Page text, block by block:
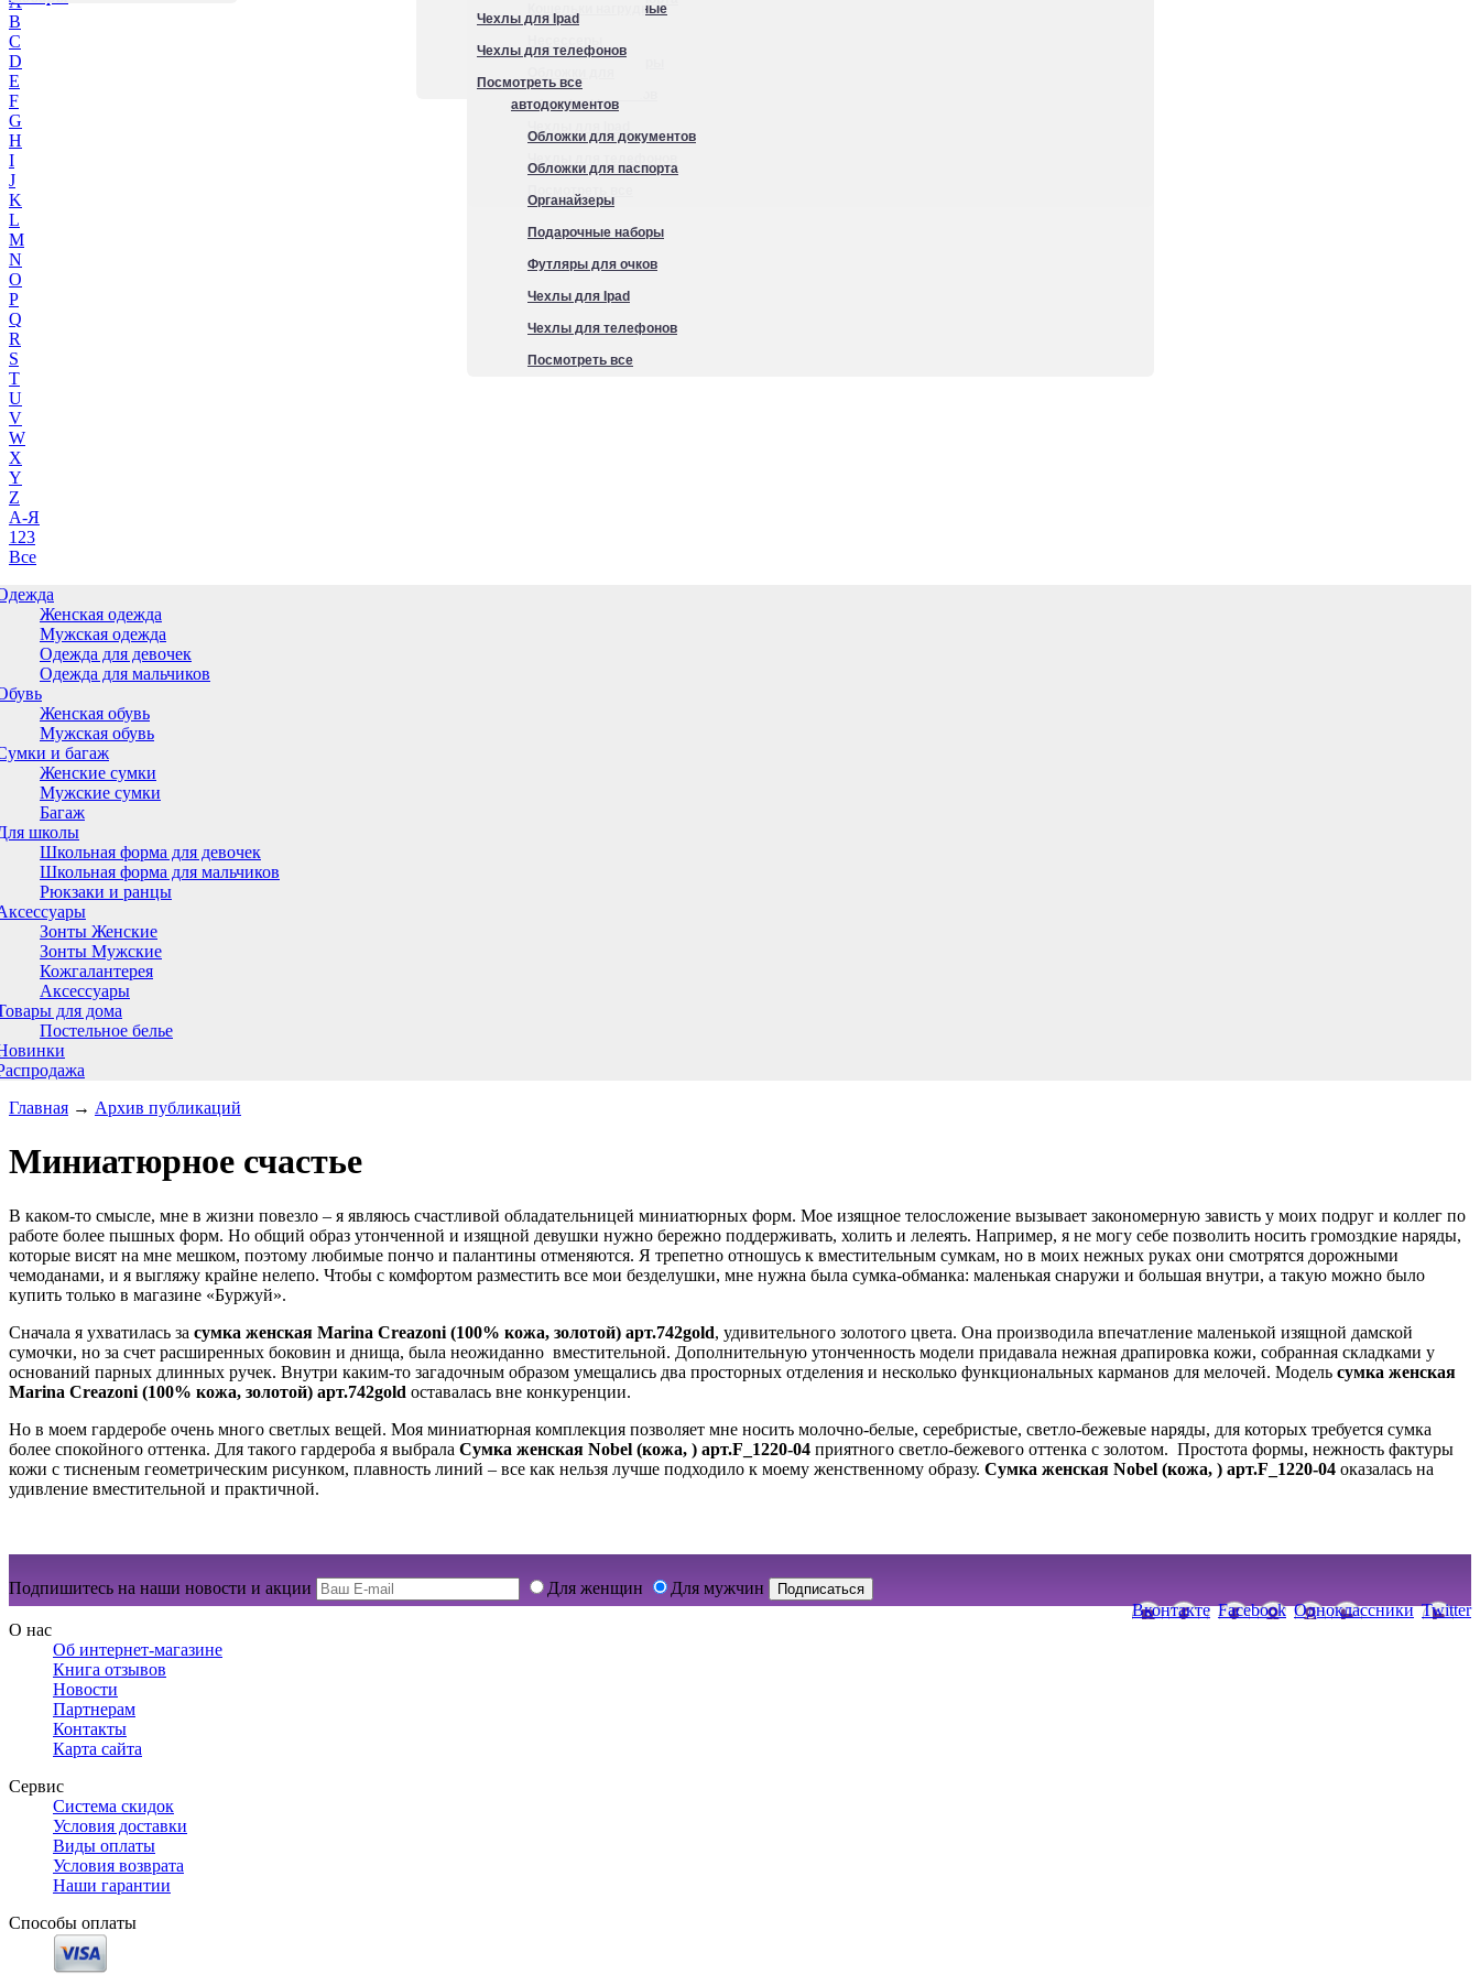
Посмотреть все
Кошельки нагрудные
автодокументов
Обложки для документов
Обложки для паспорта
Органайзеры
Подарочные наборы
Футляры для очков
Чехлы для Ipad
Чехлы для телефонов
Посмотреть все
Чехлы для Ipad
Чехлы для телефонов
Посмотреть все
B
C
D
E
F
G
H
I
J
K
L
M
N
O
P
Q
R
S
T
U
V
W
X
Y
Z
А-Я
123
Все
Женская одежда
Мужская одежда
Одежда для девочек
Одежда для мальчиков
Женская обувь
Мужская обувь
и багаж
Женские сумки
Мужские сумки
Багаж
школы
Школьная форма для девочек
Школьная форма для мальчиков
Рюкзаки и ранцы
Зонты Женские
Зонты Мужские
Кожгалантерея
Аксессуары
для дома
Постельное белье
Главная → Архив публикаций
Миниатюрное счастье
В каком-то смысле, мне в жизни повезло – я являюсь счастливой обладательницей миниатюрных форм. Мое изящное телосложение вызывает закономерную зависть у моих подруг и коллег по
работе более пышных форм. Но общий образ утонченной и изящной девушки нужно бережно поддерживать, холить и лелеять. Например, я не могу себе позволить носить громоздкие наряды,
которые висят на мне мешком, поэтому любимые пончо и палантины отменяются. Я трепетно отношусь к вместительным сумкам, но в моих нежных руках они смотрятся дорожными
чемоданами, и я выгляжу крайне нелепо. Чтобы с комфортом разместить все мои безделушки, мне нужна была сумка-обманка: маленькая снаружи и большая внутри, а такую можно было
купить только в магазине «Буржуй».
Сначала я ухватилась за сумка женская Marina Creazoni (100% кожа, золотой) арт.742gold, удивительного золотого цвета. Она производила впечатление маленькой изящной дамской
сумочки, но за счет расширенных боковин и днища, была неожиданно вместительной. Дополнительную утонченность модели придавала нежная драпировка кожи, собранная складками у
оснований парных длинных ручек. Внутри каким-то загадочным образом умещались два просторных отделения и несколько функциональных карманов для мелочей. Модель сумка женская
Marina Creazoni (100% кожа, золотой) арт.742gold оставалась вне конкуренции.
Но в моем гардеробе очень много светлых вещей. Моя миниатюрная комплекция позволяет мне носить молочно-белые, серебристые, светло-бежевые наряды, для которых требуется сумка
более спокойного оттенка. Для такого гардероба я выбрала Сумка женская Nobel (кожа, ) арт.F_1220-04 приятного светло-бежевого оттенка с золотом. Простота формы, нежность фактуры
кожи с тисненым геометрическим рисунком, плавность линий – все как нельзя лучше подходило к моему женственному образу. Сумка женская Nobel (кожа, ) арт.F_1220-04 оказалась на
удивление вместительной и практичной.
Подпишитесь на наши новости и акции Для женщин Для мужчин Подписаться
Вконтакте Facebook Одноклассники Twitter
О нас
Об интернет-магазине
Книга отзывов
Новости
Партнерам
Контакты
Карта сайта
Сервис
Система скидок
Условия доставки
Виды оплаты
Условия возврата
Наши гарантии
Способы оплаты